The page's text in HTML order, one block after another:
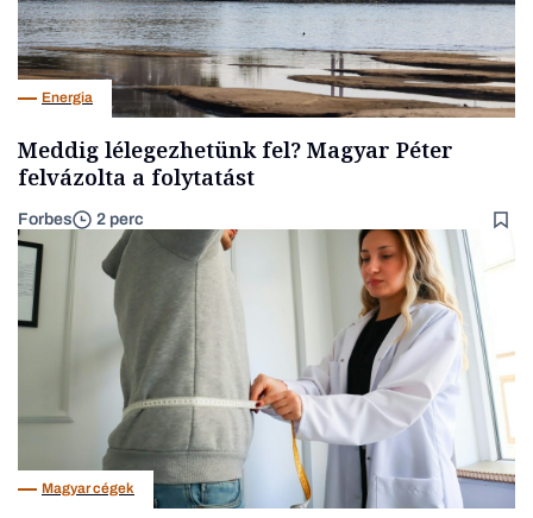
Energia
Meddig lélegezhetünk fel? Magyar Péter
felvázolta a folytatást
Forbes 2 perc
Magyar cégek